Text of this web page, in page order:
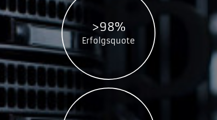
970 EVO Plus
MZ-V7S1T0BW
MZ-V7S250BW
MZ-V7S250E
MZ-V7S2T0BW
MZ-V7S2T0E
MZ-V7S500BW
>98%
Erfolgsquote